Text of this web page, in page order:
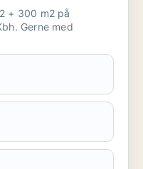
+ 300 m2 på